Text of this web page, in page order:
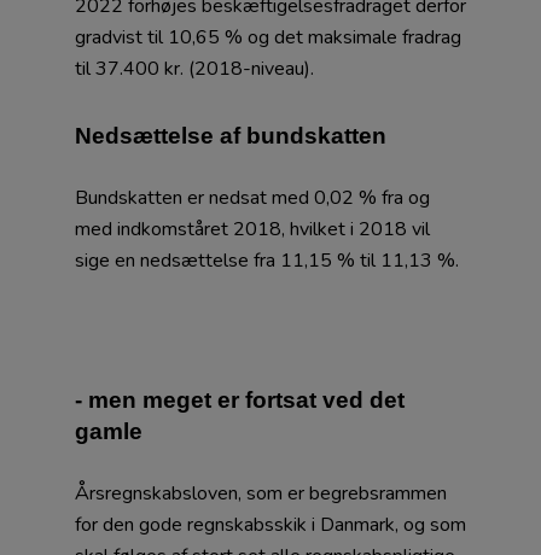
2022 forhøjes beskæftigelsesfradraget derfor
gradvist til 10,65 % og det maksimale fradrag
til 37.400 kr. (2018-niveau).
Nedsættelse af bundskatten
Bundskatten er nedsat med 0,02 % fra og
med indkomståret 2018, hvilket i 2018 vil
sige en nedsættelse fra 11,15 % til 11,13 %.
- men meget er fortsat ved det
gamle
Årsregnskabsloven, som er begrebsrammen
for den gode regnskabsskik i Danmark, og som